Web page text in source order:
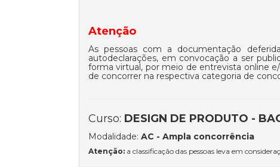
Atenção
As pessoas com a documentação
autodeclarações, em convocação a ser
forma virtual, por meio de entrevista online
de concorrer na respectiva categoria de
Curso: DESIGN DE PRODUTO -
Modalidade: AC - Ampla concorrência
Atenção: a classificação das pessoas leva em